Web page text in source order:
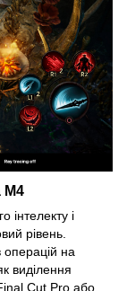
M4
інтелекту і
рівень.
операцій на
виділення
Cut Pro або